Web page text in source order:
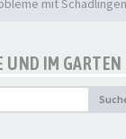
mit Schädlingen
UND IM GARTEN